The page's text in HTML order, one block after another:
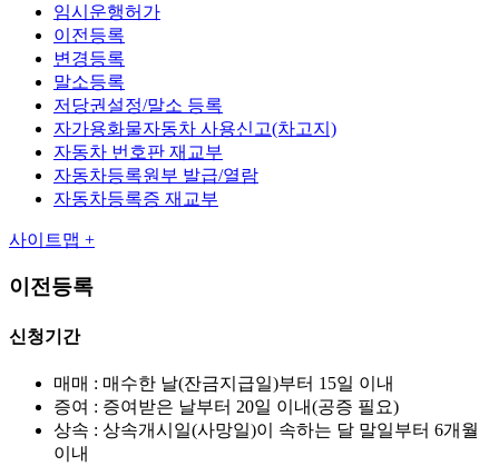
임시운행허가
이전등록
변경등록
말소등록
저당권설정/말소 등록
자가용화물자동차 사용신고(차고지)
자동차 번호판 재교부
자동차등록원부 발급/열람
자동차등록증 재교부
사이트맵 +
이전등록
신청기간
매매 : 매수한 날(잔금지급일)부터 15일 이내
증여 : 증여받은 날부터 20일 이내(공증 필요)
상속 : 상속개시일(사망일)이 속하는 달 말일부터 6개월
이내